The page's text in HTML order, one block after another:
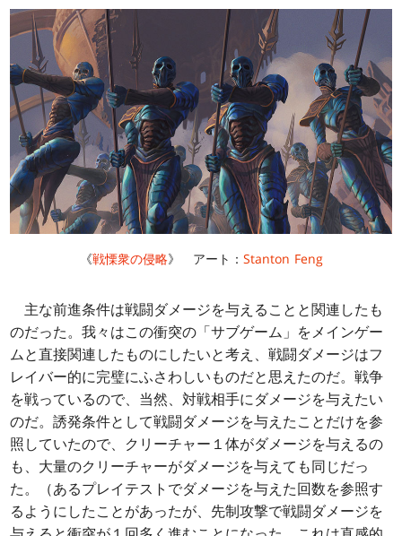
《戦慄衆の侵略》 アート： Stanton Feng
主な前進条件は戦闘ダメージを与えることと関連したも
のだった。我々はこの衝突の「サブゲーム」をメインゲー
ムと直接関連したものにしたいと考え、戦闘ダメージはフ
レイバー的に完璧にふさわしいものだと思えたのだ。戦争
を戦っているので、当然、対戦相手にダメージを与えたい
のだ。誘発条件として戦闘ダメージを与えたことだけを参
照していたので、クリーチャー１体がダメージを与えるの
も、大量のクリーチャーがダメージを与えても同じだっ
た。（あるプレイテストでダメージを与えた回数を参照す
るようにしたことがあったが、先制攻撃で戦闘ダメージを